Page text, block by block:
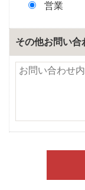
営業
その他お問い合